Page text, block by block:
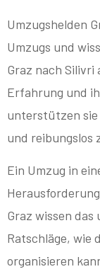
Umzugshelden
Umzugs und
Graz nach
Erfahrung und
unterstützen sie
und reibungslos
Ein Umzug in
Graz wissen
Ratschläge, wie
organisieren